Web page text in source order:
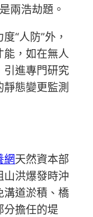
兩浩劫題。
“人防”外，
能，如在無人
引進專門研究
態變更監測
網天然資本部
山洪爆發時沖
溝道淤積、橋
分擔任的堤